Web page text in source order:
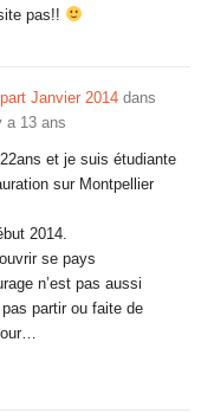
pas!!
Janvier 2014 dans
a 13 ans
et je suis étudiante
sur Montpellier
2014.
se pays
n’est pas aussi
partir ou faite de